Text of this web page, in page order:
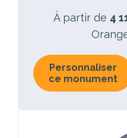
À partir de 4
Personnaliser
ce monument